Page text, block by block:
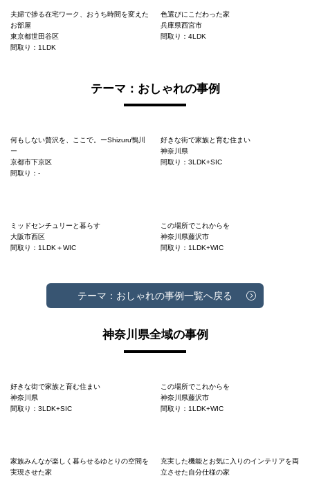
夫婦で捗る在宅ワーク、おうち時間を変えた
お部屋
東京都世田谷区
間取り：1LDK
色選びにこだわった家
兵庫県西宮市
間取り：4LDK
テーマ：おしゃれの事例
何もしない贅沢を、ここで。ーShizuru鴨川
ー
京都市下京区
間取り：-
好きな街で家族と育む住まい
神奈川県
間取り：3LDK+SIC
ミッドセンチュリーと暮らす
大阪市西区
間取り：1LDK＋WIC
この場所でこれからを
神奈川県藤沢市
間取り：1LDK+WIC
テーマ：おしゃれの事例一覧へ戻る
神奈川県全域の事例
好きな街で家族と育む住まい
神奈川県
間取り：3LDK+SIC
この場所でこれからを
神奈川県藤沢市
間取り：1LDK+WIC
家族みんなが楽しく暮らせるゆとりの空間を
実現させた家
充実した機能とお気に入りのインテリアを両
立させた自分仕様の家